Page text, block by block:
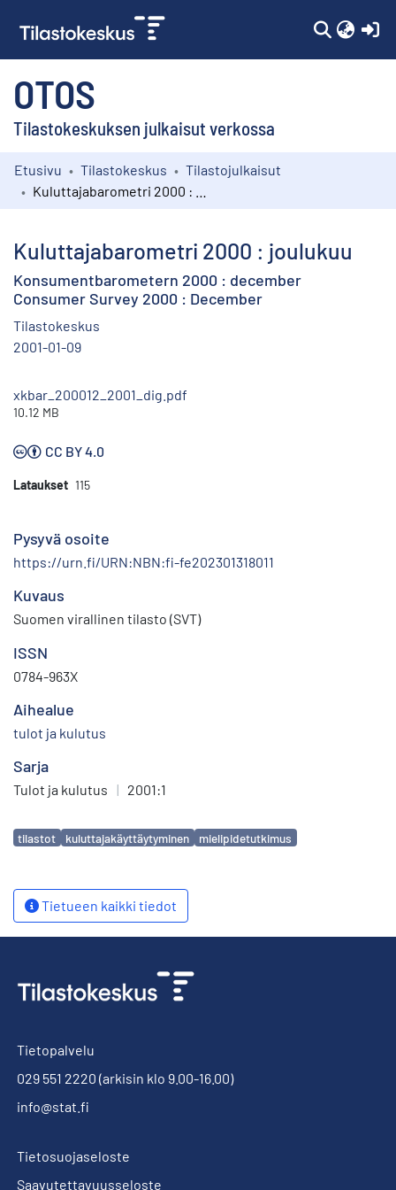
OTOS
Tilastokeskuksen julkaisut verkossa
Kokoelmat
Etusivu Tilastokeskus
Tilastojulkaisut
Kuluttajabarometri 2000 : joulukuu
Konsumentbarometern 2000 : december
Consumer Survey 2000 : December
Tilastokeskus
2001-01-09
xkbar_200012_2001_dig.pdf
10.12 MB
CC BY 4.0
Lataukset 115
Pysyvä osoite
https://urn.fi/URN:NBN:fi-fe202301318011
Kuvaus
Suomen virallinen tilasto (SVT)
ISSN
0784-963X
Aihealue
tulot ja kulutus
Sarja
Tulot ja kulutus | 2001:1
Avainsanat
tilastot kuluttajakäyttäytyminen mielipidetutkimus
Tietueen kaikki tiedot
Tietopalvelu
029 551 2220 (arkisin klo 9.00-16.00)
info@stat.fi
Tietosuojaseloste
Saavutettavuusseloste